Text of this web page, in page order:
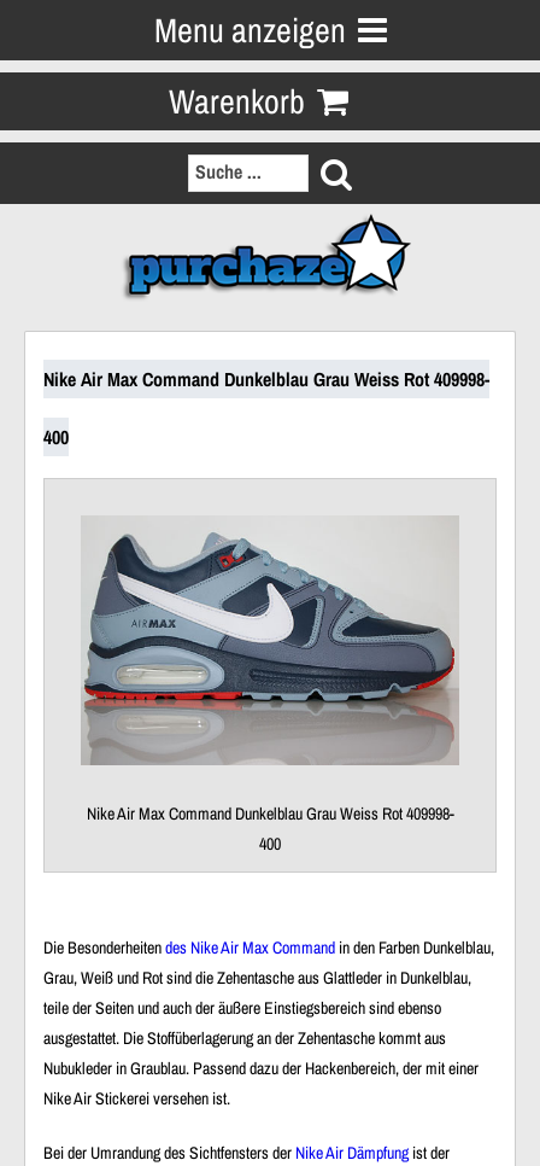
Menu anzeigen
Warenkorb
Nike Air Max Command Dunkelblau Grau Weiss Rot 409998-
400
Nike Air Max Command Dunkelblau Grau Weiss Rot 409998-
400
Die Besonderheitendes Nike Air Max Command in den Farben Dunkelblau,
Grau, Weiß und Rot sind die Zehentasche aus Glattleder in Dunkelblau,
teile der Seiten und auch der äußere Einstiegsbereich sind ebenso
ausgestattet. Die Stoffüberlagerung an der Zehentasche kommt aus
Nubukleder in Graublau. Passend dazu der Hackenbereich, der mit einer
Nike Air Stickerei versehen ist.
Bei der Umrandung des Sichtfensters der Nike Air Dämpfung ist der